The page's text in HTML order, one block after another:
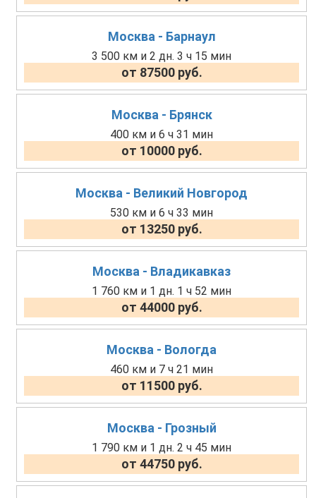
Москва - Барнаул
3 500 км и 2 дн. 3 ч 15 мин
от 87500 руб.
Москва - Брянск
400 км и 6 ч 31 мин
от 10000 руб.
Москва - Великий Новгород
530 км и 6 ч 33 мин
от 13250 руб.
Москва - Владикавказ
1 760 км и 1 дн. 1 ч 52 мин
от 44000 руб.
Москва - Вологда
460 км и 7 ч 21 мин
от 11500 руб.
Москва - Грозный
1 790 км и 1 дн. 2 ч 45 мин
от 44750 руб.